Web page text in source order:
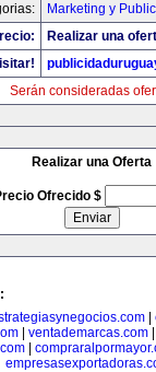
Marketing y
Realizar una
Serán consideradas
Realizar una Oferta
Ofrecido $
| ventademarcas.com